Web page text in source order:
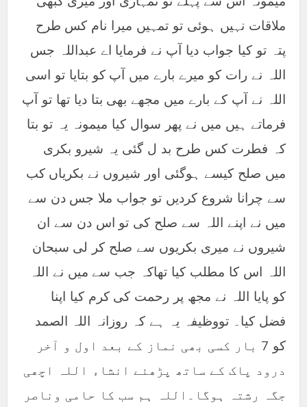
ملاقات نہیں ہوئی تو تمہیں میرا نام کس طرح
پتہ تو کیا جواب دیا آپ نے فرمایا اے عبداللہ جس
اللہ نے رات کو میرے بارے میں آپ کو بتایا تو اسی
اللہ نے آپ کے بارے میں مجھے بھی بتا دیا تھا تو آپ
فرماتے ہیں میں نے پھر سوال کیا میمونہ یہ تو بتا
کہ فطرت کس طرح بد ل گئی یہ شیرو بکری
میں صلح کیسے ہوگئی اور شیروں نے بکریاں کب
سے چرانا شروع کردیں تو جواب ملا جس دن سے
میں نے اپنے اللہ سے صلح کی تو اس دن سے ان
شیروں نے میری بکریوں سے صلح کر لی سبحان
اللہ اس کا مطلب کیا تھاکہ جب سے میں نے اللہ
کو پایا اللہ نے مجھ پر رحمت کی کرم کیا اپنا
فضل کیا۔ تووظیفہ یہ ہے کہ روزانہ اللہ الصمد
کو 7 بار کسی بھی نماز کے بعد اول و آخر
درود پاک کے ساتھ پڑھئے انشاء اللہ اچھی
جگہ رشتہ ہوگا۔اللہ ہم سب کا حامی وناصر